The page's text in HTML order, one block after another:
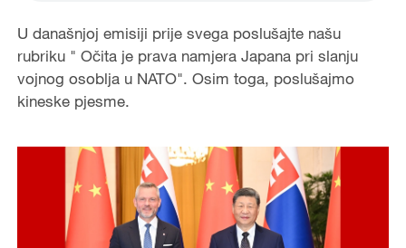
U današnjoj emisiji prije svega poslušajte našu
rubriku " Očita je prava namjera Japana pri slanju
vojnog osoblja u NATO". Osim toga, poslušajmo
kineske pjesme.